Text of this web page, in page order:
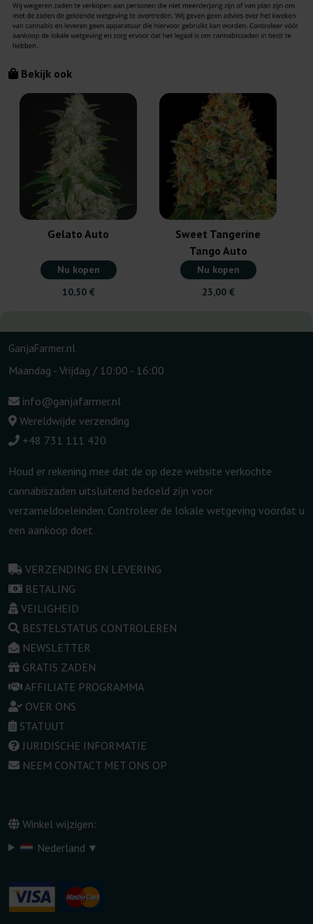
Bekijk ook
Gelato Auto
Nu kopen
10,50 €
Sweet Tangerine
Tango Auto
Nu kopen
23,00 €
GanjaFarmer.nl
Maandag - Vrijdag / 10:00 - 16:00
info@ganjafarmer.nl
Wereldwijde verzending
+48 731 111 420
Houd er rekening mee dat de op deze website verkochte
cannabiszaden uitsluitend bedoeld zijn voor
verzameldoeleinden. Controleer de lokale wetgeving voordat u
een aankoop doet.
VERZENDING EN LEVERING
BETALING
VEILIGHEID
BESTELSTATUS CONTROLEREN
NEWSLETTER
GRATIS ZADEN
AFFILIATE PROGRAMMA
OVER ONS
STATUUT
JURIDISCHE INFORMATIE
NEEM CONTACT MET ONS OP
Winkel wijzigen:
Nederland ▾